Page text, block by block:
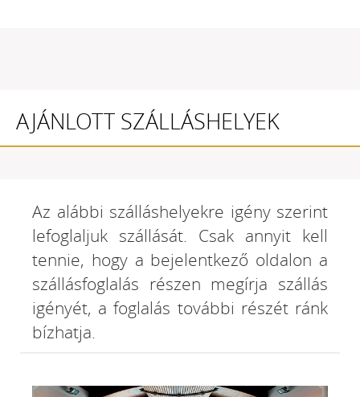
AJÁNLOTT SZÁLLÁSHELYEK
Az alábbi szálláshelyekre igény szerint
lefoglaljuk szállását. Csak annyit kell
tennie, hogy a bejelentkező oldalon a
szállásfoglalás részen megírja szállás
igényét, a foglalás további részét ránk
bízhatja.